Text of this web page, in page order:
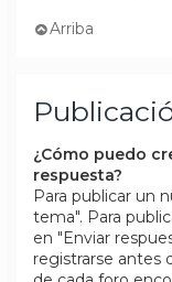
Arriba
¿Cómo puedo
respuesta?
Para publicar un
tema". Para
en "Enviar
registrarse antes